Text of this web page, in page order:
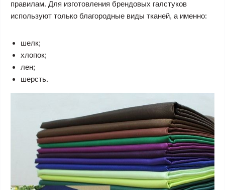
правилам. Для изготовления брендовых галстуков
используют только благородные виды тканей, а именно:
шелк;
хлопок;
лен;
шерсть.